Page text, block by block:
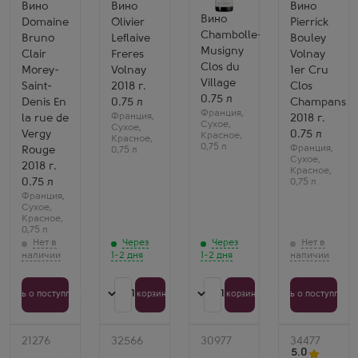
Вино
Domaine
Bruno
Clair
Morey-
Saint-
Denis En
la rue de
Vergy
Rouge
2018 г.
0.75 л
Франция,
Сухое,
Красное,
0,75 л
Вержи
Производитель
Domaine
Bruno
Clair
Сорт
винограда
Пино
Нуар
Франция
Регион
Бургундия, Кот
де
Нюи, Море-
Сен-
Дени
о поступлении
Вино
Olivier
Leflaive
Freres
Volnay
2018 г.
0.75 л
Франция,
Сухое,
Красное,
0,75 л
Через
1-2 дня
Сорт
винограда
Пино
Нуар
Страна
Франция
Регион
Бургундия, Вольне, Кот
де Бон
1В корзину
Вино
Chambolle-
Musigny
Clos du
Village
0.75 л
Франция,
Сухое,
Красное,
0,75 л
Через
1-2 дня
Antonin
Guyon
Сорт
винограда
Пино
Нуар
Страна
Франция
Регион
Бургундия, Кот
де
Нюи, Шамболь-
Мюзиньи
ноты
фиалки
и
вкус
нежный
аристократичный.
за
эту
1В корзину
Вино
Pierrick
Bouley
Volnay
1er Cru
Clos
Champans
2018 г.
0.75 л
Франция,
Сухое,
Красное,
0,75 л
Pierrick
Bouley
Сорт
винограда
Пино
Нуар
Страна
Франция
Регион
Бургундия,
де Бон
Узнать о
Артикул
21276 Артикул
32566 Артикул
30977 Артикул
34477
5.0